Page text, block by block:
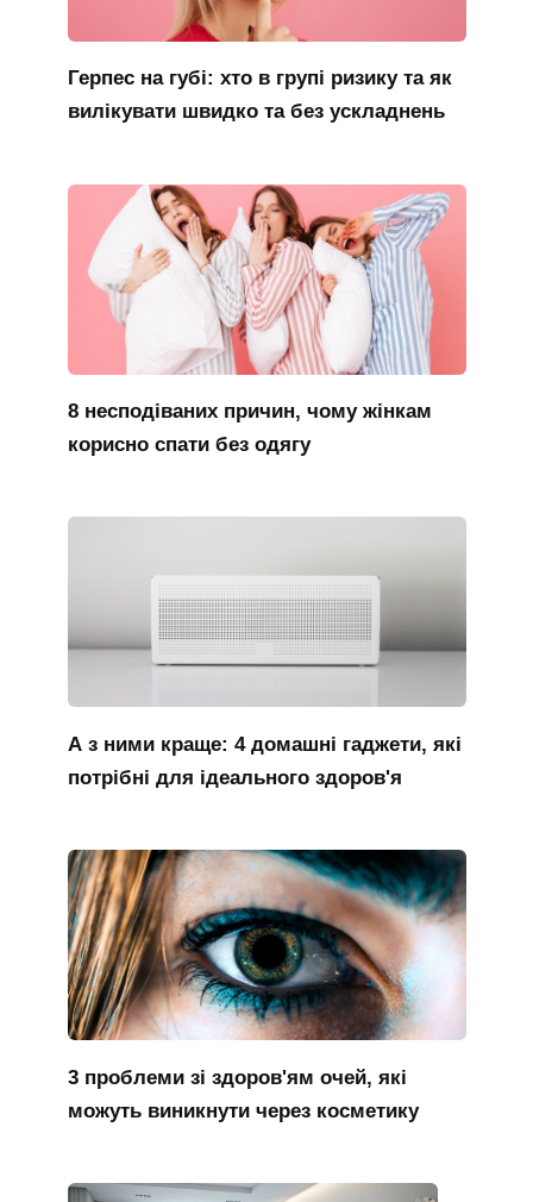
Герпес на губі: хто в групі ризику та як
вилікувати швидко та без ускладнень
8 несподіваних причин, чому жінкам
корисно спати без одягу
А з ними краще: 4 домашні гаджети, які
потрібні для ідеального здоров'я
3 проблеми зі здоров'ям очей, які
можуть виникнути через косметику